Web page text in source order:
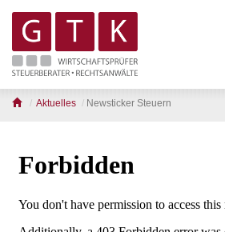
Aktuelles Newsticker Steuern